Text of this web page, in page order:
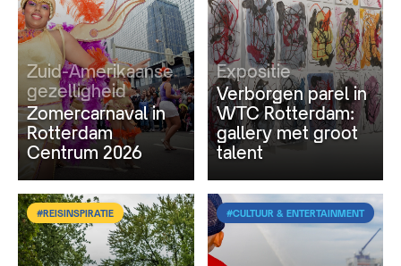
Zuid-Amerikaanse
gezelligheid
Zomercarnaval in
Rotterdam
Centrum 2026
Expositie
Verborgen parel in
WTC Rotterdam:
gallery met groot
talent
#REISINSPIRATIE #CULTUUR & ENTERTAINMENT